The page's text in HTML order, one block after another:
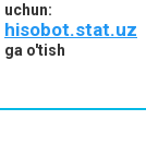
uchun:
hisobot.stat.uz
ga o'tish